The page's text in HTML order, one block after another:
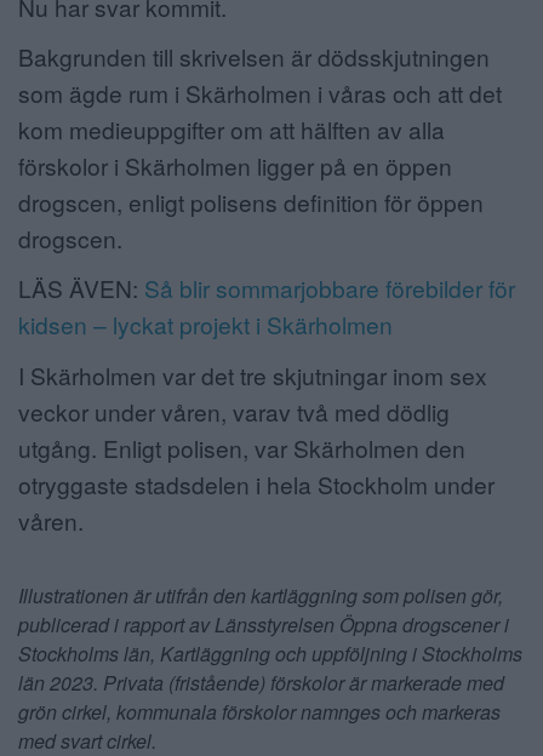
Nu har svar kommit.
Bakgrunden till skrivelsen är dödsskjutningen
som ägde rum i Skärholmen i våras och att det
kom medieuppgifter om att hälften av alla
förskolor i Skärholmen ligger på en öppen
drogscen, enligt polisens definition för öppen
drogscen.
LÄS ÄVEN: Så blir sommarjobbare förebilder för
kidsen – lyckat projekt i Skärholmen
I Skärholmen var det tre skjutningar inom sex
veckor under våren, varav två med dödlig
utgång. Enligt polisen, var Skärholmen den
otryggaste stadsdelen i hela Stockholm under
våren.
Illustrationen är utifrån den kartläggning som polisen gör,
publicerad i rapport av Länsstyrelsen Öppna drogscener i
Stockholms län, Kartläggning och uppföljning i Stockholms
län 2023. Privata (fristående) förskolor är markerade med
grön cirkel, kommunala förskolor namnges och markeras
med svart cirkel.